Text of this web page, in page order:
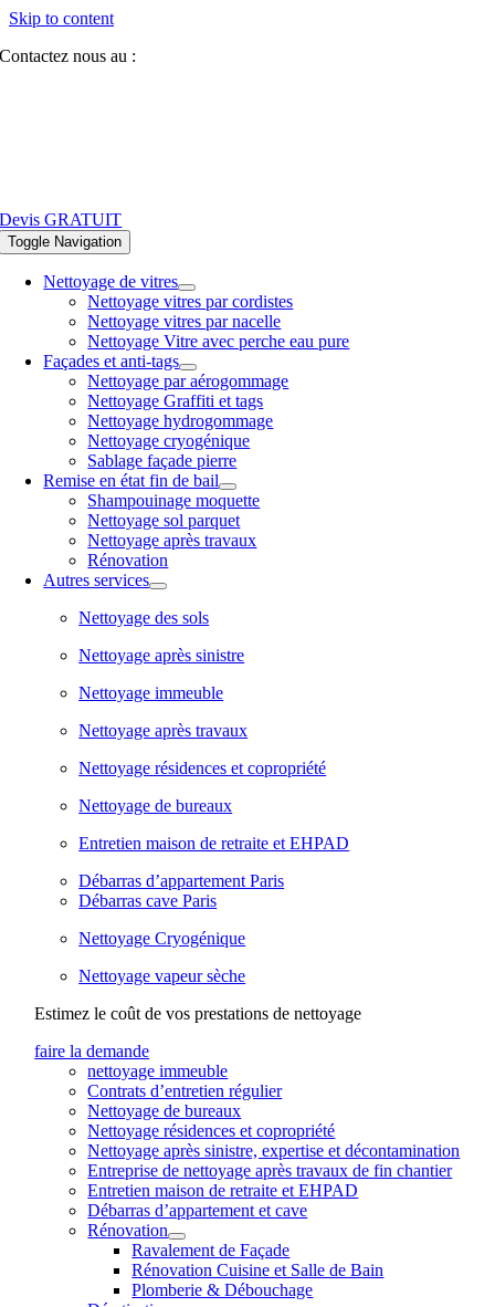
Skip to content
Contactez nous au :
Devis GRATUIT
Toggle Navigation
Nettoyage de vitres
Nettoyage vitres par cordistes
Nettoyage vitres par nacelle
Nettoyage Vitre avec perche eau pure
Façades et anti-tags
Nettoyage par aérogommage
Nettoyage Graffiti et tags
Nettoyage hydrogommage
Nettoyage cryogénique
Sablage façade pierre
Remise en état fin de bail
Shampouinage moquette
Nettoyage sol parquet
Nettoyage après travaux
Rénovation
Autres services
Nettoyage des sols
Nettoyage après sinistre
Nettoyage immeuble
Nettoyage après travaux
Nettoyage résidences et copropriété
Nettoyage de bureaux
Entretien maison de retraite et EHPAD
Débarras d’appartement Paris
Débarras cave Paris
Nettoyage Cryogénique
Nettoyage vapeur sèche
Estimez le coût de vos prestations de nettoyage
faire la demande
nettoyage immeuble
Contrats d’entretien régulier
Nettoyage de bureaux
Nettoyage résidences et copropriété
Nettoyage après sinistre, expertise et décontamination
Entreprise de nettoyage après travaux de fin chantier
Entretien maison de retraite et EHPAD
Débarras d’appartement et cave
Rénovation
Ravalement de Façade
Rénovation Cuisine et Salle de Bain
Plomberie & Débouchage